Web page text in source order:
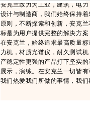
安克兰致力为工业，建筑，电
设计与制造商，我们始终保持
原则，不断探索和创新，安克
标是为用户提供完整的解决方
在安克兰，始终追求最高质量
力机，材质光谱仪，耐久测试
产稳定性更强的产品打下坚实
展示，演练。在安克兰一切皆
我们热爱我们所做的事情，我